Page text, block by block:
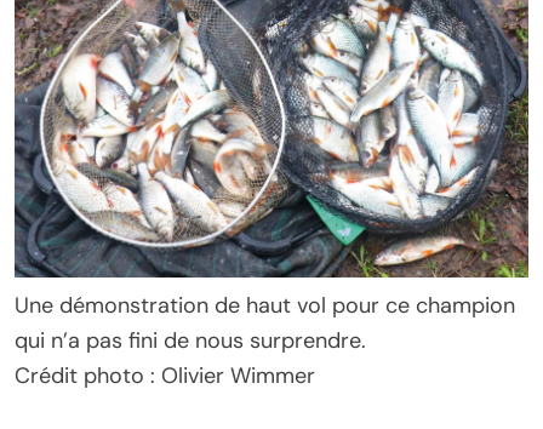
Une démonstration de haut vol pour ce champion
qui n’a pas fini de nous surprendre.
Crédit photo : Olivier Wimmer